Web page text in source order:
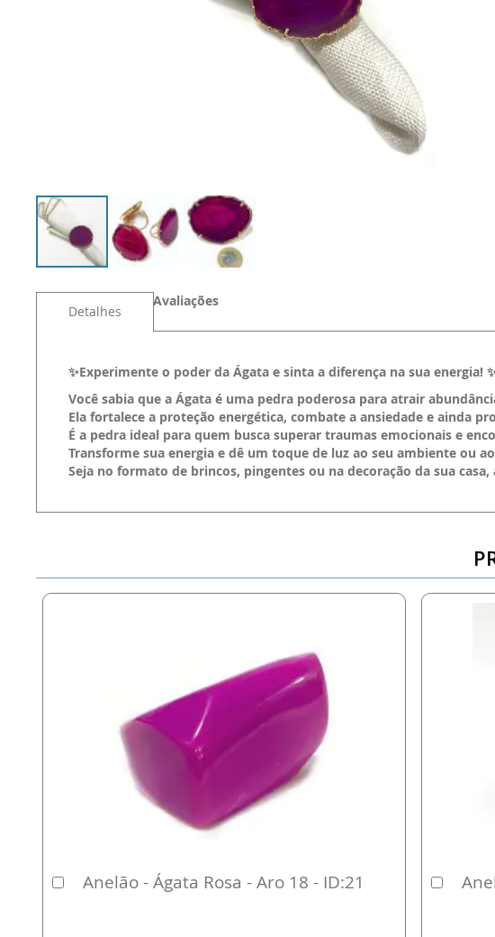
Detalhes
✨Experimente o poder da Ágata e sinta a diferença na sua energia!
Você sabia que a Ágata é uma pedra poderosa para atrair
Ela fortalece a proteção energética, combate a ansiedade e ainda
É a pedra ideal para quem busca superar traumas emocionais e
Transforme sua energia e dê um toque de luz ao seu ambiente ou
Seja no formato de brincos, pingentes ou na decoração da sua
Avaliações
Anelão - Ágata Rosa - Aro 18 - ID:21
Comprar